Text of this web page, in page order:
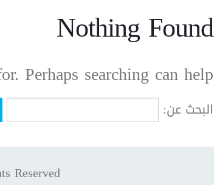
Nothing Found
Perhaps searching can help.
البحث عن:
Reserved.